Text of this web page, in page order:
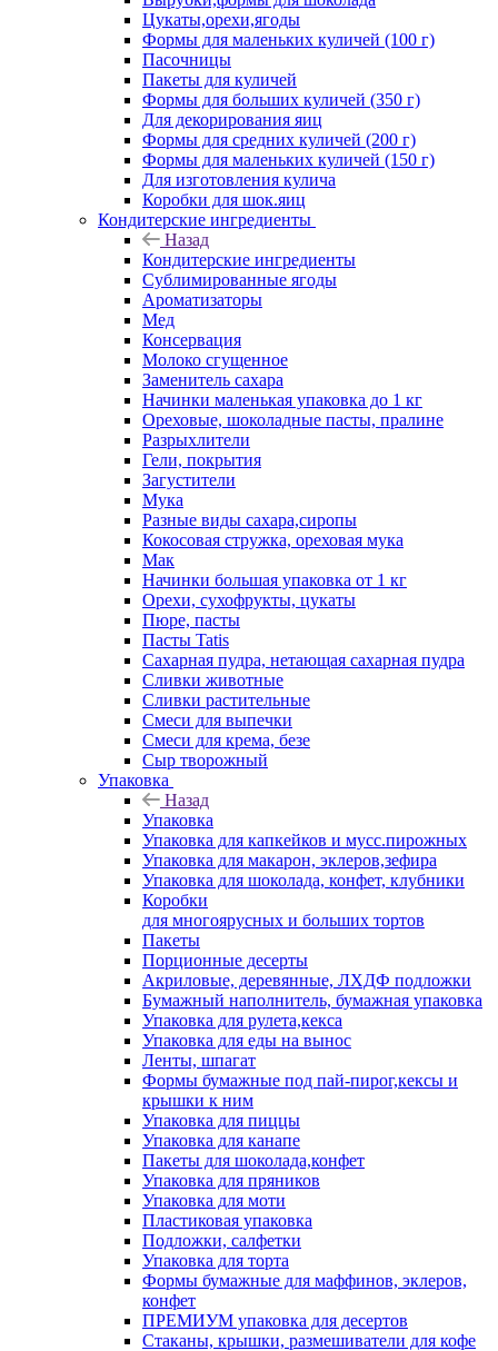
Цукаты,орехи,ягоды
Формы для маленьких куличей (100 г)
Пасочницы
Пакеты для куличей
Формы для больших куличей (350 г)
Для декорирования яиц
Формы для средних куличей (200 г)
Формы для маленьких куличей (150 г)
Для изготовления кулича
Коробки для шок.яиц
Кондитерские ингредиенты
Назад
Кондитерские ингредиенты
Сублимированные ягоды
Ароматизаторы
Мед
Консервация
Молоко сгущенное
Заменитель сахара
Начинки маленькая упаковка до 1 кг
Ореховые, шоколадные пасты, пралине
Разрыхлители
Гели, покрытия
Загустители
Мука
Разные виды сахара,сиропы
Кокосовая стружка, ореховая мука
Мак
Начинки большая упаковка от 1 кг
Орехи, сухофрукты, цукаты
Пюре, пасты
Пасты Tatis
Сахарная пудра, нетающая сахарная пудра
Сливки животные
Сливки растительные
Смеси для выпечки
Смеси для крема, безе
Сыр творожный
Упаковка
Назад
Упаковка
Упаковка для капкейков и мусс.пирожных
Упаковка для макарон, эклеров,зефира
Упаковка для шоколада, конфет, клубники
Коробки
для многоярусных и больших тортов
Пакеты
Порционные десерты
Акриловые, деревянные, ЛХДФ подложки
Бумажный наполнитель, бумажная упаковка
Упаковка для рулета,кекса
Упаковка для еды на вынос
Ленты, шпагат
Формы бумажные под пай-пирог,кексы и
крышки к ним
Упаковка для пиццы
Упаковка для канапе
Пакеты для шоколада,конфет
Упаковка для пряников
Упаковка для моти
Пластиковая упаковка
Подложки, салфетки
Упаковка для торта
Формы бумажные для маффинов, эклеров,
конфет
ПРЕМИУМ упаковка для десертов
Стаканы, крышки, размешиватели для кофе